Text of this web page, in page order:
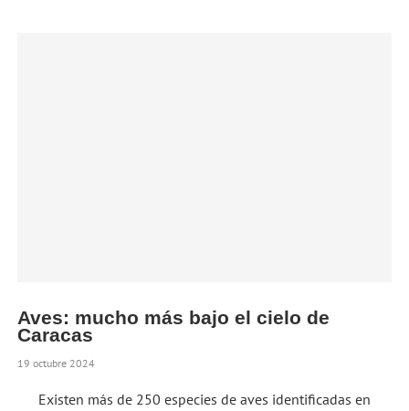
Aves: mucho más bajo el cielo de
Caracas
19 octubre 2024
Existen más de 250 especies de aves identificadas en